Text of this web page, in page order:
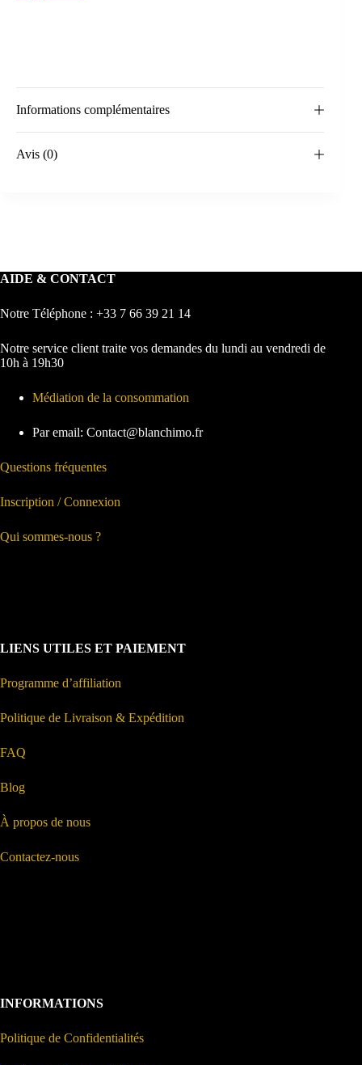
Informations complémentaires
Avis (0)
AIDE & CONTACT
Notre Téléphone : +33 7 66 39 21 14
Notre service client traite vos demandes du lundi au vendredi de
10h à 19h30
Médiation de la consommation
Par email: Contact@blanchimo.fr
Questions fréquentes
Inscription / Connexion
Qui sommes-nous ?
LIENS UTILES ET PAIEMENT
Programme d’affiliation
Politique de Livraison & Expédition
FAQ
Blog
À propos de nous
Contactez-nous
INFORMATIONS
Politique de Confidentialités